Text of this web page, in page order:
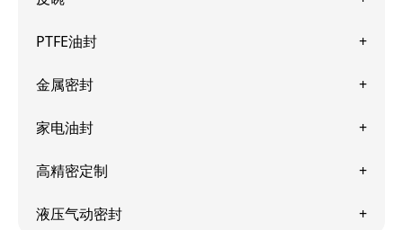
PTFE油封
金属密封
家电油封
高精密定制
液压气动密封